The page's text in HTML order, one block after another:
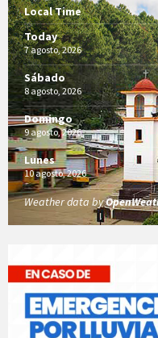
Local Time
Today
7 agosto, 2026
Sábado
8 agosto, 2026
Domingo
9 agosto, 2026
Lunes
10 agosto, 2026
Weather data by